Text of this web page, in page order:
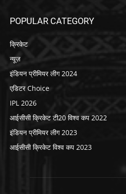
POPULAR CATEGORY
क्रिकेट
न्यूज़
इंडियन प्रीमियर लीग 2024
एडिटर Choice
IPL 2026
आईसीसी क्रिकेट टी20 विश्व कप 2022
इंडियन प्रीमियर लीग 2023
आईसीसी क्रिकेट विश्व कप 2023